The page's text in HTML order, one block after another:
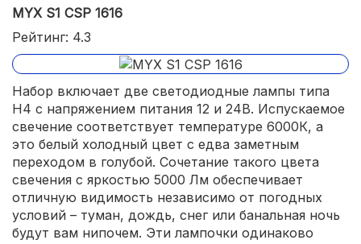
MYX S1 CSP 1616
Рейтинг: 4.3
Набор включает две светодиодные лампы типа
H4 с напряжением питания 12 и 24В. Испускаемое
свечение соответствует температуре 6000К, а
это белый холодный цвет с едва заметным
переходом в голубой. Сочетание такого цвета
свечения с яркостью 5000 Лм обеспечивает
отличную видимость независимо от погодных
условий – туман, дождь, снег или банальная ночь
будут вам нипочем. Эти лампочки одинаково